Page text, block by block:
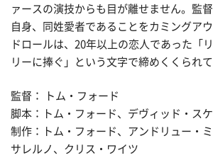
ァースの演技からも目が離せません。監
自身、同姓愛者であることをカミングア
ドロールは、20年以上の恋人であった「
リーに捧ぐ」という文字で締めくくられて
監督： トム・フォード
脚本：トム・フォード、デヴィッド・ス
制作：トム・フォード、アンドリュー・
サレルノ、クリス・ワイツ